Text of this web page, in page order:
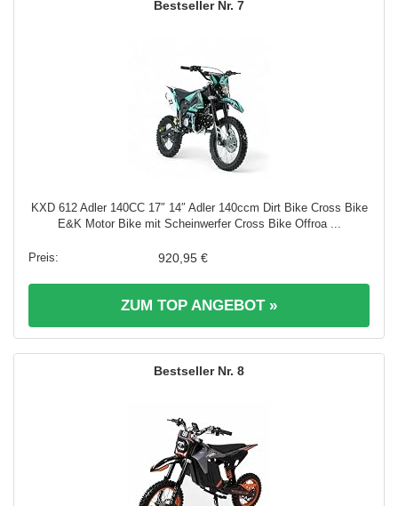
7
KXD 612 Adler 140CC 17″ 14″ Adler 140ccm Dirt Bike Cross Bike
E&K Motor Bike mit Scheinwerfer Cross Bike Offroa ...
920,95 €
ZUM TOP ANGEBOT »
8